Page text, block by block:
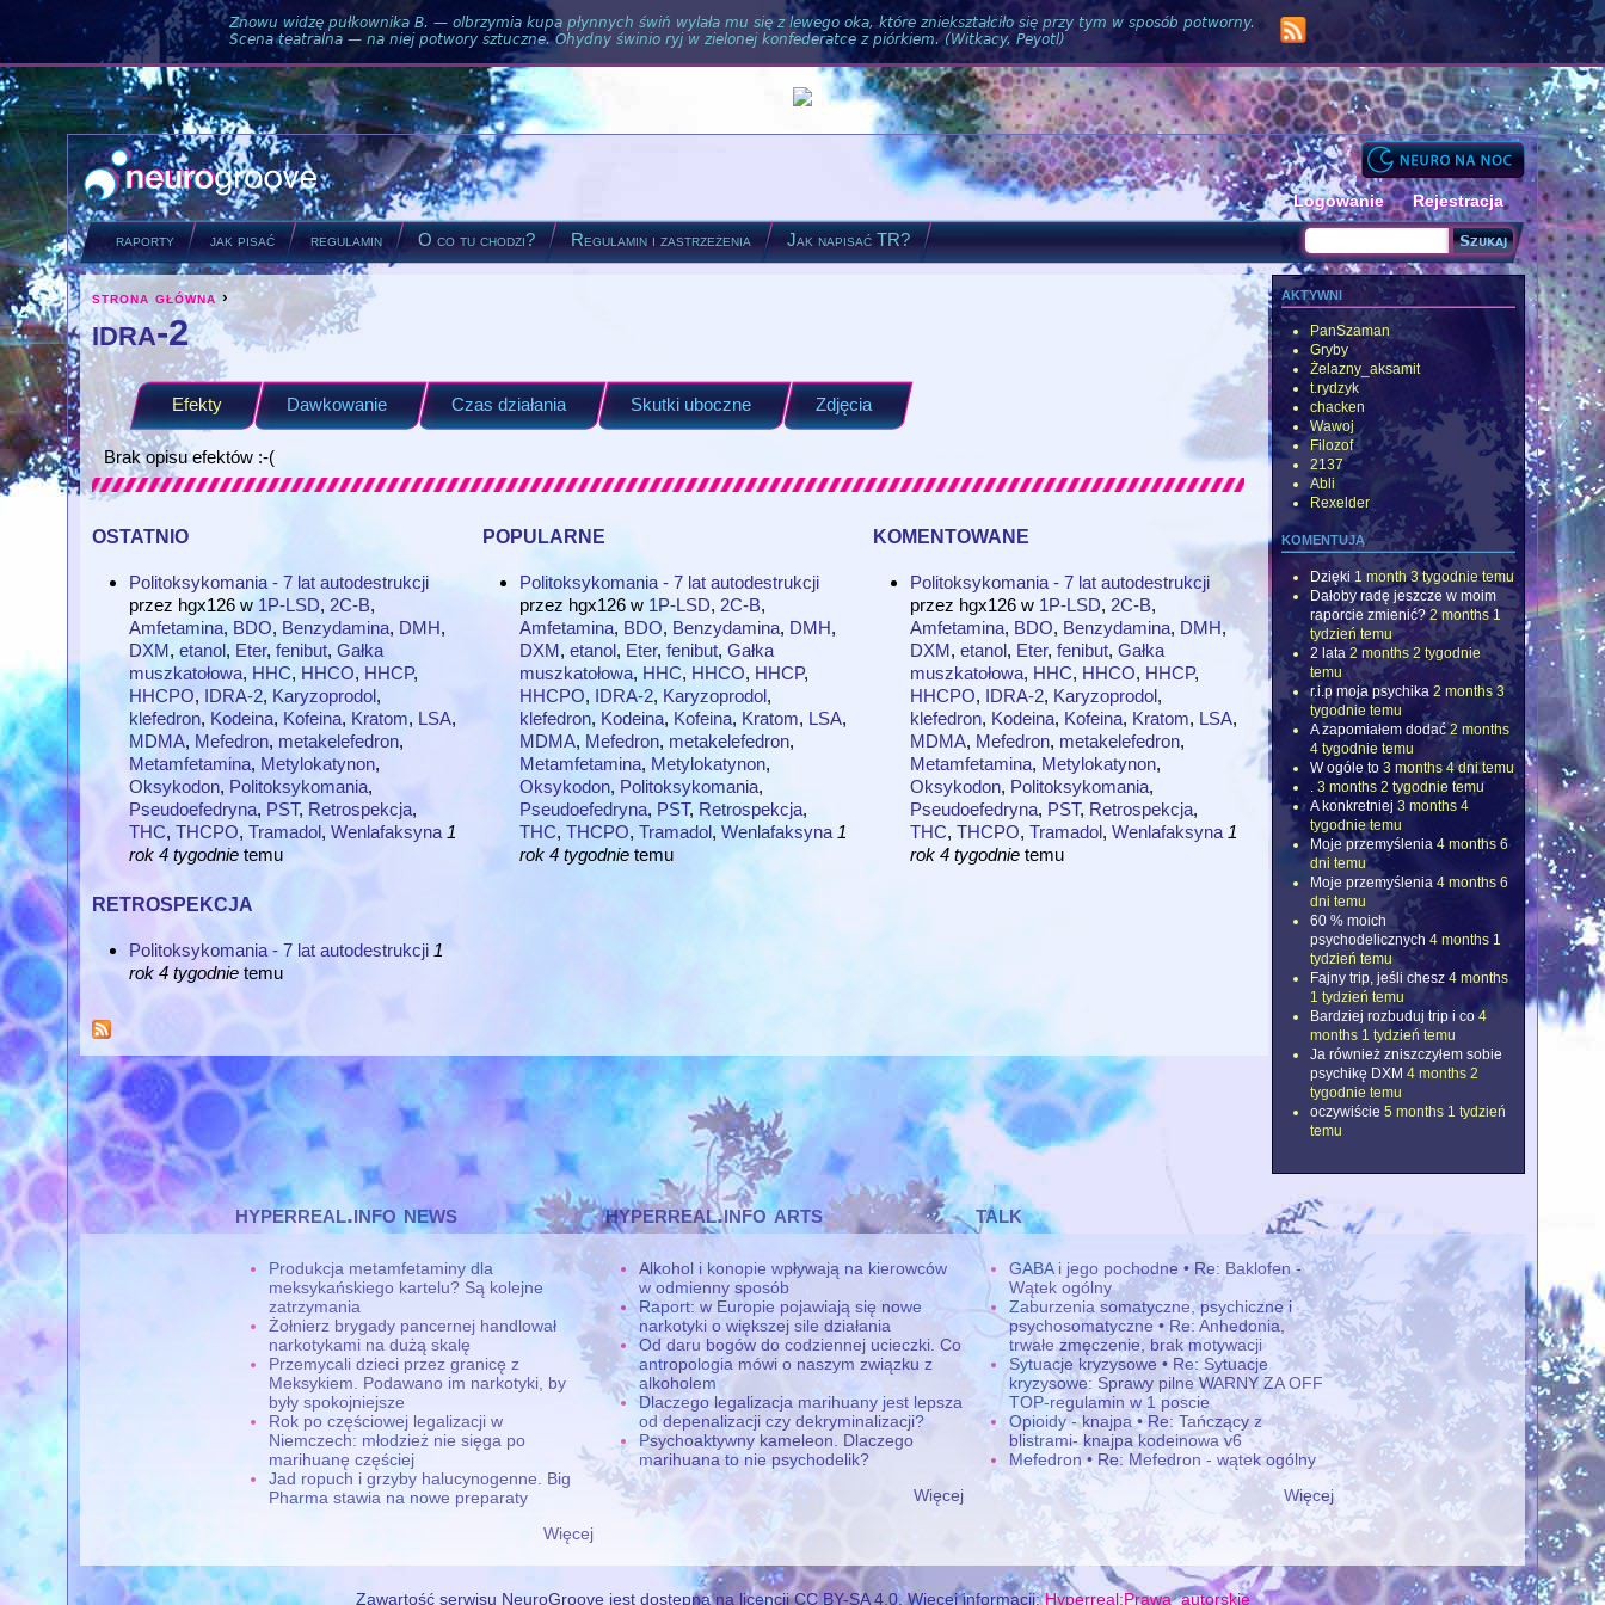
Znowu widzę pułkownika B. — olbrzymia kupa płynnych świń wylała mu się z lewego oka, które zniekształciło się przy tym w sposób potworny.
Scena teatralna — na niej potwory sztuczne. Ohydny świnio ryj w zielonej konfederatce z piórkiem. (Witkacy, Peyotl)
Logowanie Rejestracja
raporty jak pisać regulamin O co tu chodzi? Regulamin i zastrzeżenia Jak napisać TR?
Formularz wyszukiwania
you are here
strona główna›
idra-2
Efekty Dawkowanie Czas działania Skutki uboczne Zdjęcia
Brak opisu efektów :-(
ostatnio
Politoksykomania - 7 lat autodestrukcji
przez hgx126 w 1P-LSD, 2C-B,
Amfetamina, BDO, Benzydamina, DMH,
DXM, etanol, Eter, fenibut, Gałka
muszkatołowa, HHC, HHCO, HHCP,
HHCPO, IDRA-2, Karyzoprodol,
klefedron, Kodeina, Kofeina, Kratom, LSA,
MDMA, Mefedron, metakelefedron,
Metamfetamina, Metylokatynon,
Oksykodon, Politoksykomania,
Pseudoefedryna, PST, Retrospekcja,
THC, THCPO, Tramadol, Wenlafaksyna 1
rok 4 tygodnie temu
retrospekcja
Politoksykomania - 7 lat autodestrukcji 1
rok 4 tygodnie temu
popularne
Politoksykomania - 7 lat autodestrukcji
przez hgx126 w 1P-LSD, 2C-B,
Amfetamina, BDO, Benzydamina, DMH,
DXM, etanol, Eter, fenibut, Gałka
muszkatołowa, HHC, HHCO, HHCP,
HHCPO, IDRA-2, Karyzoprodol,
klefedron, Kodeina, Kofeina, Kratom, LSA,
MDMA, Mefedron, metakelefedron,
Metamfetamina, Metylokatynon,
Oksykodon, Politoksykomania,
Pseudoefedryna, PST, Retrospekcja,
THC, THCPO, Tramadol, Wenlafaksyna 1
rok 4 tygodnietemu
komentowane
Politoksykomania - 7 lat autodestrukcji
przez hgx126 w 1P-LSD, 2C-B,
Amfetamina, BDO, Benzydamina, DMH,
DXM, etanol, Eter, fenibut, Gałka
muszkatołowa, HHC, HHCO, HHCP,
HHCPO, IDRA-2, Karyzoprodol,
klefedron, Kodeina, Kofeina, Kratom, LSA,
MDMA, Mefedron, metakelefedron,
Metamfetamina, Metylokatynon,
Oksykodon, Politoksykomania,
Pseudoefedryna, PST, Retrospekcja,
THC, THCPO, Tramadol, Wenlafaksyna 1
rok 4 tygodnietemu
aktywni
PanSzaman
Gryby
Żelazny_aksamit
t.rydzyk
chacken
Wawoj
Filozof
2137
Abli
Rexelder
komentują
Dzięki 1 month 3 tygodnie temu
Dałoby radę jeszcze w moim
raporcie zmienić? 2 months 1
tydzień temu
2 lata 2 months 2 tygodnie
temu
r.i.p moja psychika 2 months 3
tygodnie temu
A zapomiałem dodać 2 months
4 tygodnie temu
W ogóle to 3 months 4 dni temu
3 months 2 tygodnie temu
A konkretniej 3 months 4
tygodnie temu
Moje przemyślenia 4 months 6
dni temu
Moje przemyślenia 4 months 6
dni temu
60 % moich
psychodelicznych 4 months 1
tydzień temu
Fajny trip, jeśli chesz 4 months
1 tydzień temu
Bardziej rozbuduj trip i co 4
months 1 tydzień temu
Ja również zniszczyłem sobie
psychikę DXM 4 months 2
tygodnie temu
oczywiście 5 months 1 tydzień
temu
hyperreal.info news
Produkcja metamfetaminy dla
meksykańskiego kartelu? Są kolejne
zatrzymania
Żołnierz brygady pancernej handlował
narkotykami na dużą skalę
Przemycali dzieci przez granicę z
Meksykiem. Podawano im narkotyki, by
były spokojniejsze
Rok po częściowej legalizacji w
Niemczech: młodzież nie sięga po
marihuanę częściej
Jad ropuch i grzyby halucynogenne. Big
Pharma stawia na nowe preparaty
Więcej
hyperreal.info arts
Alkohol i konopie wpływają na kierowców
w odmienny sposób
Raport: w Europie pojawiają się nowe
narkotyki o większej sile działania
Od daru bogów do codziennej ucieczki. Co
antropologia mówi o naszym związku z
alkoholem
Dlaczego legalizacja marihuany jest lepsza
od depenalizacji czy dekryminalizacji?
Psychoaktywny kameleon. Dlaczego
marihuana to nie psychodelik?
Więcej
talk
GABA i jego pochodne • Re: Baklofen -
Wątek ogólny
Zaburzenia somatyczne, psychiczne i
psychosomatyczne • Re: Anhedonia,
trwałe zmęczenie, brak motywacji
Sytuacje kryzysowe • Re: Sytuacje
kryzysowe: Sprawy pilne WARNY ZA OFF
TOP-regulamin w 1 poscie
Opioidy - knajpa • Re: Tańczący z
blistrami- knajpa kodeinowa v6
Mefedron • Re: Mefedron - wątek ogólny
Więcej
Zawartość serwisu NeuroGroove jest dostępna na licencji CC BY-SA 4.0. Więcej informacji:Hyperreal:Prawa_autorskie